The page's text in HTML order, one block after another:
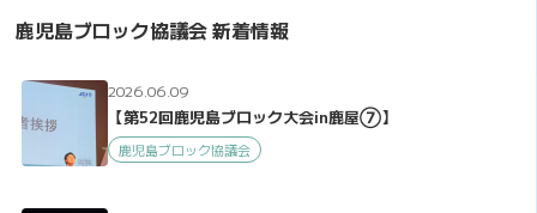
鹿児島ブロック協議会 新着情報
2026.06.09
【第52回鹿児島ブロック大会in鹿屋⑦】
鹿児島ブロック協議会